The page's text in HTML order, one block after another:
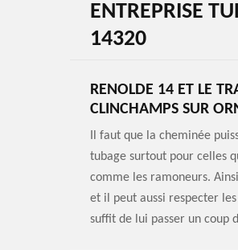
ENTREPRISE
14320
RENOLDE 14 ET LE
CLINCHAMPS SUR
Il faut que la cheminée
tubage surtout pour celles
comme les ramoneurs.
et il peut aussi respecter
suffit de lui passer un coup